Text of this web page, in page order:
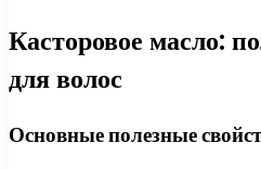
Касторовое масло:
для волос
Основные полезные